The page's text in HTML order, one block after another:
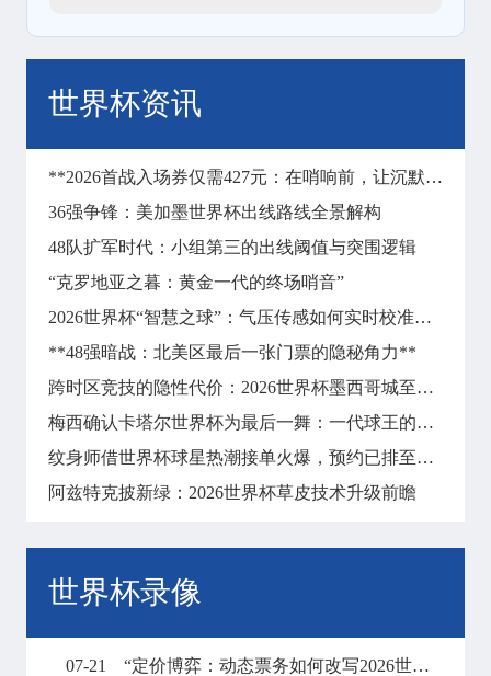
世界杯资讯
**2026首战入场券仅需427元：在哨响前，让沉默彻底失声**
36强争锋：美加墨世界杯出线路线全景解构
48队扩军时代：小组第三的出线阈值与突围逻辑
“克罗地亚之暮：黄金一代的终场哨音”
2026世界杯“智慧之球”：气压传感如何实时校准远射飞行轨迹
**48强暗战：北美区最后一张门票的隐秘角力**
跨时区竞技的隐性代价：2026世界杯墨西哥城至纽约长途飞行对球员昼夜节律与竞技状态的冲击分析
梅西确认卡塔尔世界杯为最后一舞：一代球王的终局之战
纹身师借世界杯球星热潮接单火爆，预约已排至明年
阿兹特克披新绿：2026世界杯草皮技术升级前瞻
世界杯录像
07-21
“定价博弈：动态票务如何改写2026世界杯财富格局”